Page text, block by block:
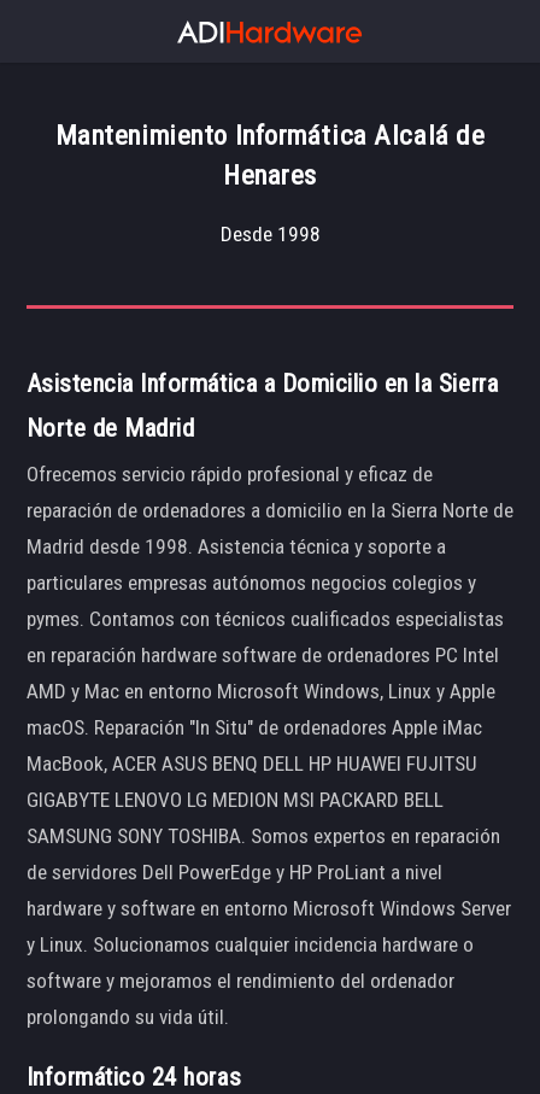
Mantenimiento Informática Alcalá de
Henares
Desde 1998
Asistencia Informática a Domicilio en la Sierra
Norte de Madrid
Ofrecemos servicio rápido profesional y eficaz de
reparación de ordenadores a domicilio en la Sierra Norte de
Madrid desde 1998. Asistencia técnica y soporte a
particulares empresas autónomos negocios colegios y
pymes. Contamos con técnicos cualificados especialistas
en reparación hardware software de ordenadores PC Intel
AMD y Mac en entorno Microsoft Windows, Linux y Apple
macOS. Reparación "In Situ" de ordenadores Apple iMac
MacBook, ACER ASUS BENQ DELL HP HUAWEI FUJITSU
GIGABYTE LENOVO LG MEDION MSI PACKARD BELL
SAMSUNG SONY TOSHIBA. Somos expertos en reparación
de servidores Dell PowerEdge y HP ProLiant a nivel
hardware y software en entorno Microsoft Windows Server
y Linux. Solucionamos cualquier incidencia hardware o
software y mejoramos el rendimiento del ordenador
prolongando su vida útil.
Informático 24 horas